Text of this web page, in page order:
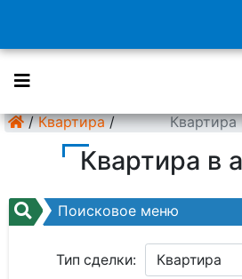
/ Квартира /
Квартира в
Поисковое меню
Тип сделки: Квартира